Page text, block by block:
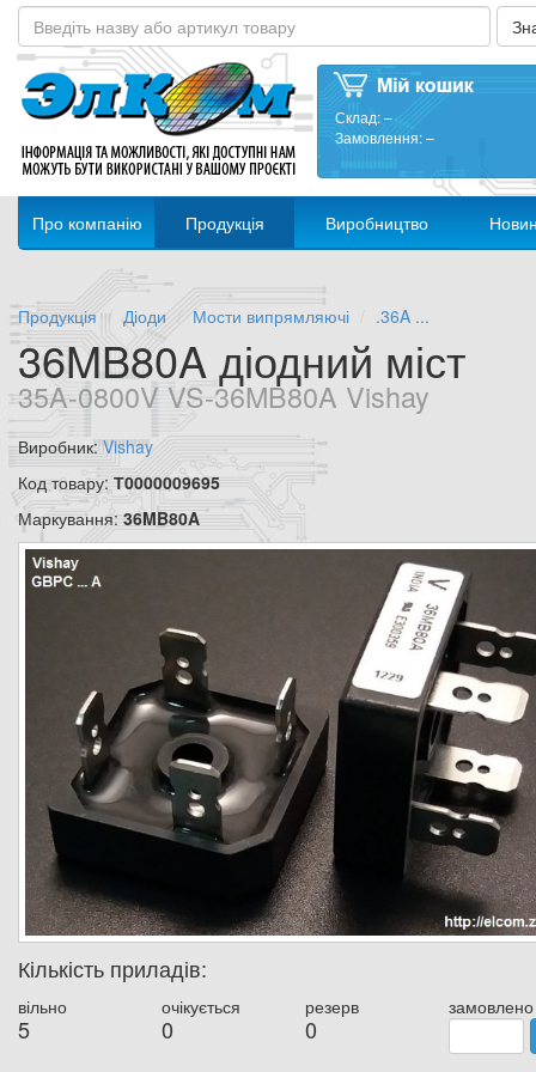
Склад:–
Замовлення:–
Про компанію Продукція Виробництво
Продукція Діоди Мости випрямляючі .36A ...
36MB80A діодний міст
35A-0800V VS-36MB80A Vishay
Виробник:Vishay
Код товару: Т0000009695
Маркування: 36MB80A
Кількість приладів:
вільно
5
очікується
0
резерв
0
замовлено